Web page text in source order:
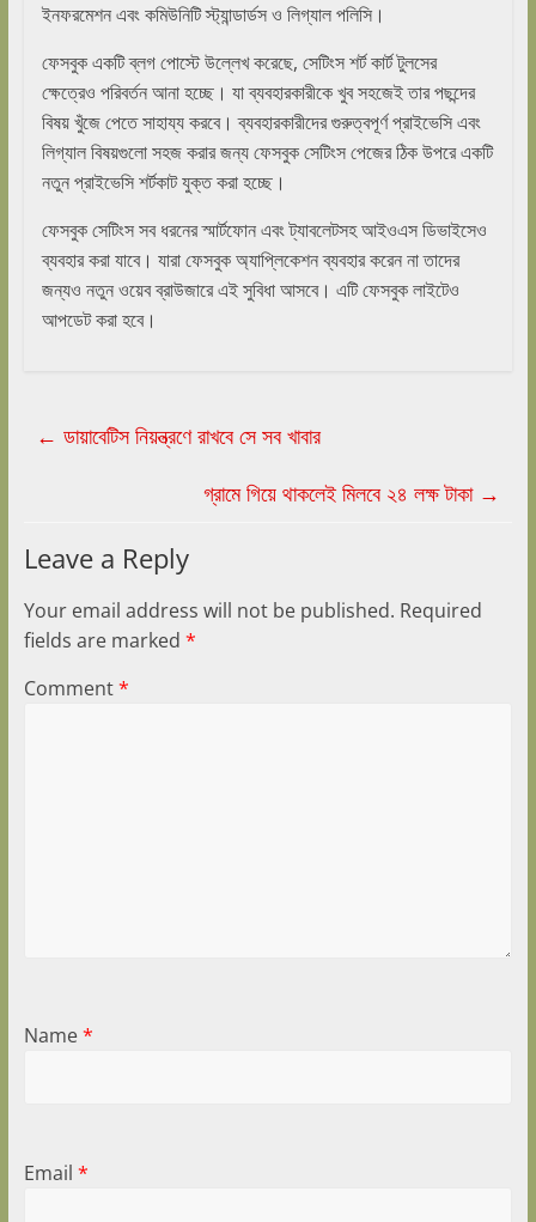
ইনফরমেশন এবং কমিউনিটি স্ট্যান্ডার্ডস ও লিগ্যাল পলিসি।
ফেসবুক একটি ব্লগ পোস্টে উল্লেখ করেছে, সেটিংস শর্ট কার্ট টুলসের
ক্ষেত্রেও পরিবর্তন আনা হচ্ছে। যা ব্যবহারকারীকে খুব সহজেই তার পছন্দের
বিষয় খুঁজে পেতে সাহায্য করবে। ব্যবহারকারীদের গুরুত্বপূর্ণ প্রাইভেসি এবং
লিগ্যাল বিষয়গুলো সহজ করার জন্য ফেসবুক সেটিংস পেজের ঠিক উপরে একটি
নতুন প্রাইভেসি শর্টকাট যুক্ত করা হচ্ছে।
ফেসবুক সেটিংস সব ধরনের স্মার্টফোন এবং ট্যাবলেটসহ আইওএস ডিভাইসেও
ব্যবহার করা যাবে। যারা ফেসবুক অ্যাপ্লিকেশন ব্যবহার করেন না তাদের
জন্যও নতুন ওয়েব ব্রাউজারে এই সুবিধা আসবে। এটি ফেসবুক লাইটেও
আপডেট করা হবে।
← ডায়াবেটিস নিয়ন্ত্রণে রাখবে সে সব খাবার
গ্রামে গিয়ে থাকলেই মিলবে ২৪ লক্ষ টাকা →
Leave a Reply
Your email address will not be published. Required
fields are marked *
Comment*
Name*
Email *